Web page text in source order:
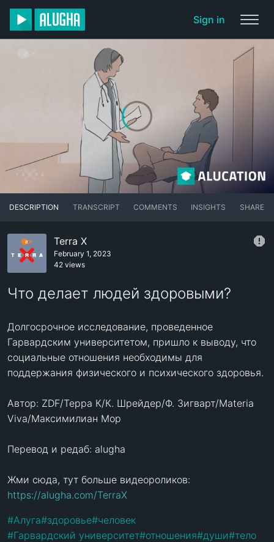
Sign in
DESCRIPTION TRANSCRIPT COMMENTS INSIGHTS SHARE
Terra X
February 1, 2023
42 views
Что делает людей здоровыми?
Долгосрочное исследование, проведенное
Гарвардским университетом, пришло к выводу, что
социальные отношения необходимы для
поддержания физического и психического здоровья.
Автор: ZDF/Терра К/К. Шрейдер/Ф. Зигварт/Materia
Viva/Максимилиан Мор
Перевод и редаб: alugha
https://alugha.com/TerraX
#Алуга#здоровье#человек
#Гарвардский университет#отношения#души#тело